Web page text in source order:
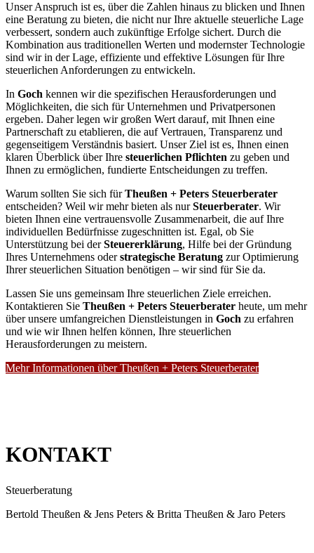
Unser Anspruch ist es, über die Zahlen hinaus zu blicken und Ihnen
eine Beratung zu bieten, die nicht nur Ihre aktuelle steuerliche Lage
verbessert, sondern auch zukünftige Erfolge sichert. Durch die
Kombination aus traditionellen Werten und modernster Technologie
sind wir in der Lage, effiziente und effektive Lösungen für Ihre
steuerlichen Anforderungen zu entwickeln.
In Goch kennen wir die spezifischen Herausforderungen und
Möglichkeiten, die sich für Unternehmen und Privatpersonen
ergeben. Daher legen wir großen Wert darauf, mit Ihnen eine
Partnerschaft zu etablieren, die auf Vertrauen, Transparenz und
gegenseitigem Verständnis basiert. Unser Ziel ist es, Ihnen einen
klaren Überblick über Ihre steuerlichen Pflichten zu geben und
Ihnen zu ermöglichen, fundierte Entscheidungen zu treffen.
Warum sollten Sie sich fürTheußen + Peters Steuerberater
entscheiden? Weil wir mehr bieten als nurSteuerberater. Wir
bieten Ihnen eine vertrauensvolle Zusammenarbeit, die auf Ihre
individuellen Bedürfnisse zugeschnitten ist. Egal, ob Sie
Unterstützung bei derSteuererklärung, Hilfe bei der Gründung
Ihres Unternehmens oderstrategische Beratung zur Optimierung
Ihrer steuerlichen Situation benötigen – wir sind für Sie da.
Lassen Sie uns gemeinsam Ihre steuerlichen Ziele erreichen.
Kontaktieren Sie Theußen + Peters Steuerberater heute, um mehr
über unsere umfangreichen Dienstleistungen in Goch zu erfahren
und wie wir Ihnen helfen können, Ihre steuerlichen
Herausforderungen zu meistern.
Mehr Informationen über Theußen + Peters Steuerberater
KONTAKT
Steuerberatung
Bertold Theußen & Jens Peters & Britta Theußen & Jaro Peters